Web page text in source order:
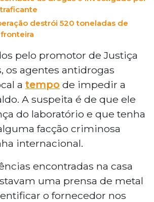
destrói 520 toneladas de
pelo promotor de Justiça
os agentes antidrogas
a tempo de impedir a
A suspeita é de que ele
do laboratório e que tenha
facção criminosa
internacional.
encontradas na casa
uma prensa de metal
o fornecedor nos